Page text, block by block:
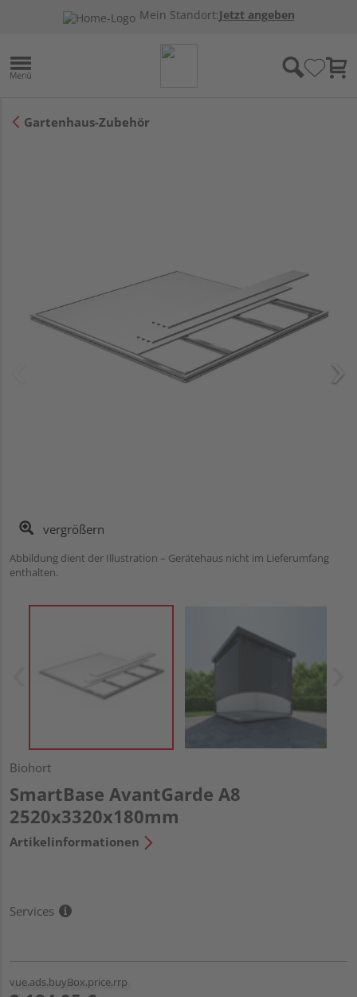
Mein Standort:Jetzt angeben
Gartenhaus-Zubehör
vergrößern
Abbildung dient der Illustration – Gerätehaus nicht im Lieferumfang
enthalten.
Biohort
SmartBase AvantGarde A8
2520x3320x180mm
Artikelinformationen
Services
vue.ads.buyBox.price.rrp